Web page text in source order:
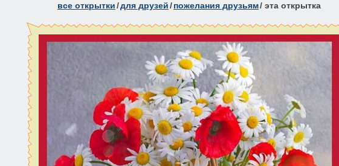
все открытки/для друзей/пожелания друзьям/ эта открытка